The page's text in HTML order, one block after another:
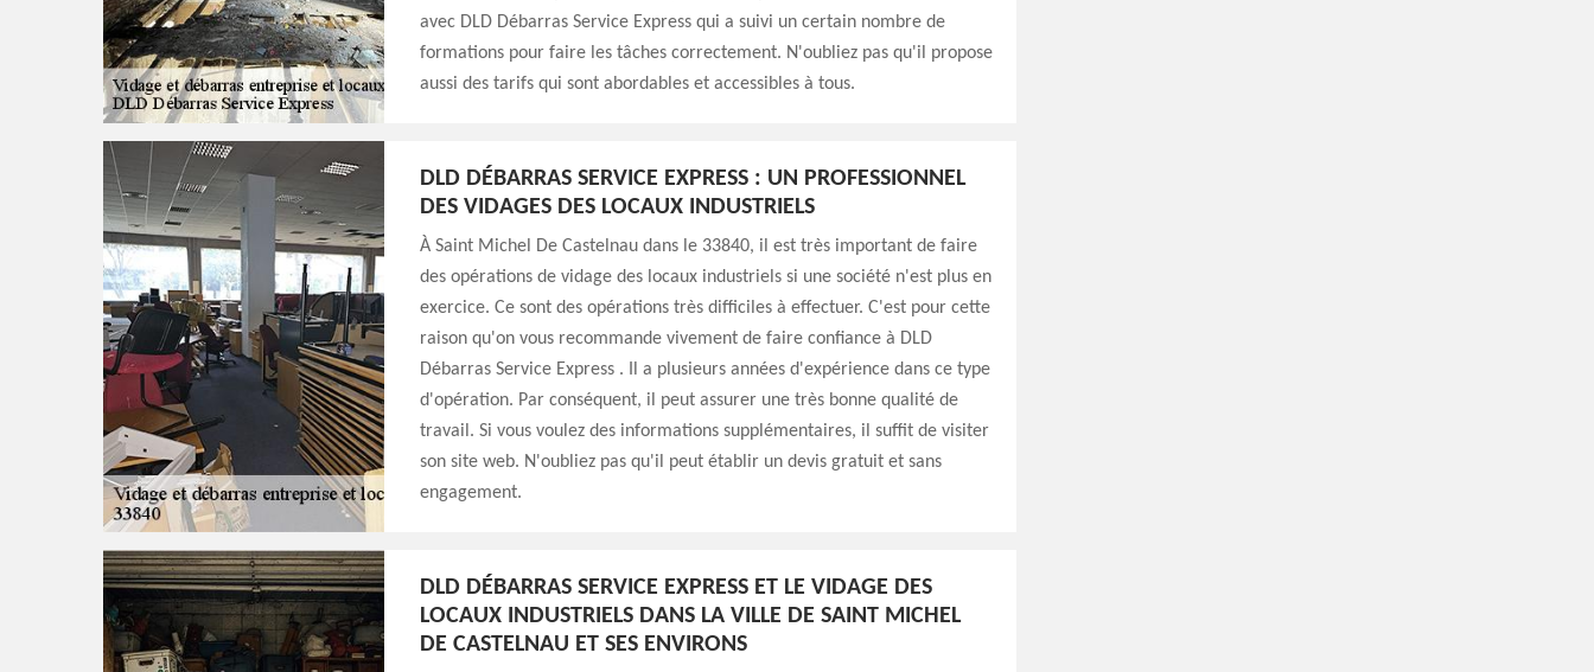
avec DLD Débarras Service Express qui a suivi un certain nombre de
formations pour faire les tâches correctement. N'oubliez pas qu'il propose
aussi des tarifs qui sont abordables et accessibles à tous.
DLD DÉBARRAS SERVICE EXPRESS : UN PROFESSIONNEL
DES VIDAGES DES LOCAUX INDUSTRIELS
À Saint Michel De Castelnau dans le 33840, il est très important de faire
des opérations de vidage des locaux industriels si une société n'est plus en
exercice. Ce sont des opérations très difficiles à effectuer. C'est pour cette
raison qu'on vous recommande vivement de faire confiance à DLD
Débarras Service Express . Il a plusieurs années d'expérience dans ce type
d'opération. Par conséquent, il peut assurer une très bonne qualité de
travail. Si vous voulez des informations supplémentaires, il suffit de visiter
son site web. N'oubliez pas qu'il peut établir un devis gratuit et sans
engagement.
DLD DÉBARRAS SERVICE EXPRESS ET LE VIDAGE DES
LOCAUX INDUSTRIELS DANS LA VILLE DE SAINT MICHEL
DE CASTELNAU ET SES ENVIRONS